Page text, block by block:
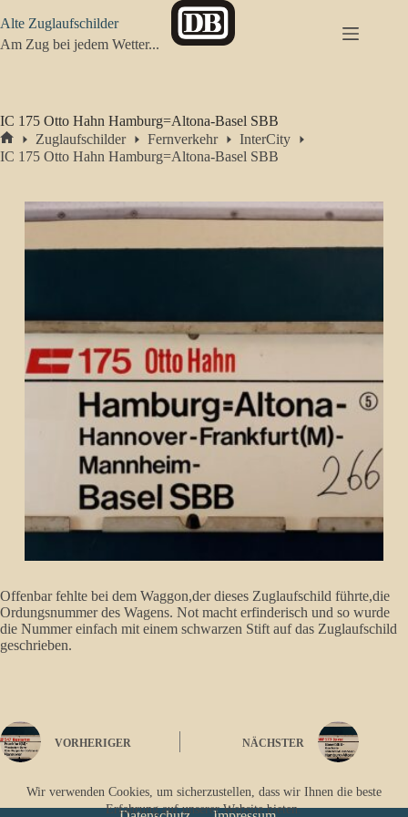
Inhalt
springen
Wir verwenden Cookies, um sicherzustellen, dass wir Ihnen die beste
Erfahrung auf unserer Website bieten.
Alte Zuglaufschilder
Am Zug bei jedem Wetter...
IC 175 Otto Hahn Hamburg=Altona-Basel SBB
Start
Zuglaufschilder Fernverkehr
InterCity
IC 175 Otto Hahn Hamburg=Altona-Basel SBB
Offenbar fehlte bei dem Waggon,der dieses Zuglaufschild führte,die
Ordungsnummer des Wagens. Not macht erfinderisch und so wurde
die Nummer einfach mit einem schwarzen Stift auf das Zuglaufschild
geschrieben.
VORHERIGER NÄCHSTER